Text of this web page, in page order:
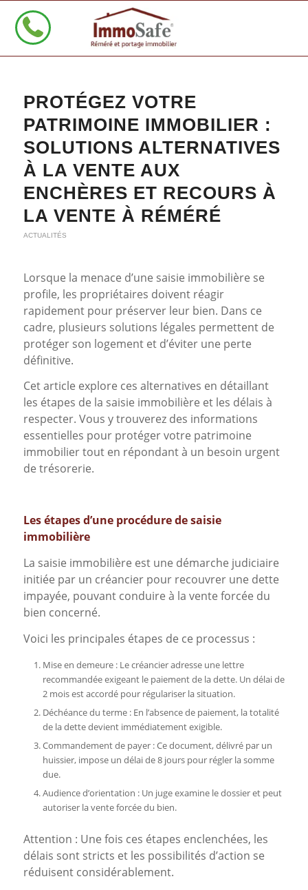
PROTÉGEZ VOTRE
PATRIMOINE IMMOBILIER :
SOLUTIONS ALTERNATIVES
À LA VENTE AUX
ENCHÈRES ET RECOURS À
LA VENTE À RÉMÉRÉ
ACTUALITÉS
Lorsque la menace d’une saisie immobilière se
profile, les propriétaires doivent réagir
rapidement pour préserver leur bien. Dans ce
cadre, plusieurs solutions légales permettent de
protéger son logement et d’éviter une perte
définitive.
Cet article explore ces alternatives en détaillant
les étapes de la saisie immobilière et les délais à
respecter. Vous y trouverez des informations
essentielles pour protéger votre patrimoine
immobilier tout en répondant à un besoin urgent
de trésorerie.
Les étapes d’une procédure de saisie
immobilière
La saisie immobilière est une démarche judiciaire
initiée par un créancier pour recouvrer une dette
impayée, pouvant conduire à la vente forcée du
bien concerné.
Voici les principales étapes de ce processus :
Mise en demeure : Le créancier adresse une lettre
recommandée exigeant le paiement de la dette. Un délai de
2 mois est accordé pour régulariser la situation.
Déchéance du terme : En l’absence de paiement, la totalité
de la dette devient immédiatement exigible.
Commandement de payer : Ce document, délivré par un
huissier, impose un délai de 8 jours pour régler la somme
due.
Audience d’orientation : Un juge examine le dossier et peut
autoriser la vente forcée du bien.
Attention : Une fois ces étapes enclenchées, les
délais sont stricts et les possibilités d’action se
réduisent considérablement.